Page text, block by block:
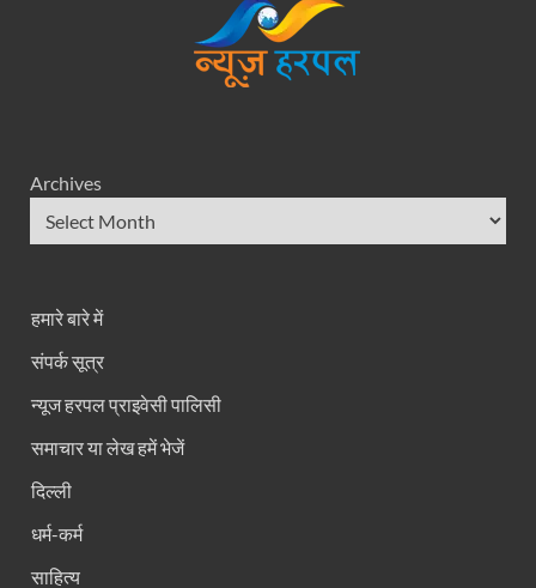
Archives
हमारे बारे में
संपर्क सूत्र
न्यूज हरपल प्राइवेसी पालिसी
समाचार या लेख हमें भेजें
दिल्ली
धर्म-कर्म
साहित्य